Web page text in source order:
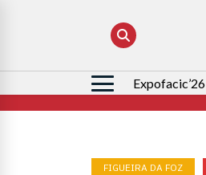
Pesquisar
por:
Expofacic’26
FIGUEIRA DA FOZ